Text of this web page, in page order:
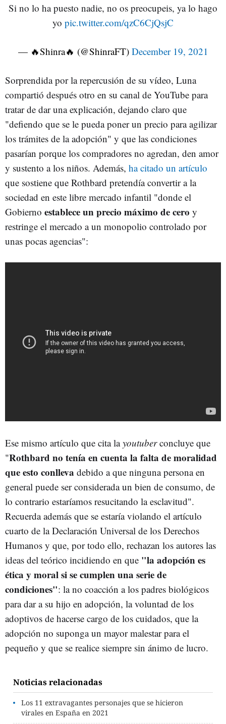
Si no lo ha puesto nadie, no os preocupeis, ya lo hago
yo pic.twitter.com/qzC6CjQsjC
— 🔥Shinra🔥 (@ShinraFT) December 19, 2021
Sorprendida por la repercusión de su vídeo, Luna
compartió después otro en su canal de YouTube para
tratar de dar una explicación, dejando claro que
"defiendo que se le pueda poner un precio para agilizar
los trámites de la adopción" y que las condiciones
pasarían porque los compradores no agredan, den amor
y sustento a los niños. Además, ha citado un artículo
que sostiene que Rothbard pretendía convertir a la
sociedad en este libre mercado infantil "donde el
Gobierno establece un precio máximo de cero y
restringe el mercado a un monopolio controlado por
unas pocas agencias":
Ese mismo artículo que cita layoutuberconcluye que
"Rothbard no tenía en cuenta la falta de moralidad
que esto conlleva debido a que ninguna persona en
general puede ser considerada un bien de consumo, de
lo contrario estaríamos resucitando la esclavitud".
Recuerda además que se estaría violando el artículo
cuarto de la Declaración Universal de los Derechos
Humanos y que, por todo ello, rechazan los autores las
ideas del teórico incidiendo en que "la adopción es
ética y moral si se cumplen una serie de
condiciones": la no coacción a los padres biológicos
para dar a su hijo en adopción, la voluntad de los
adoptivos de hacerse cargo de los cuidados, que la
adopción no suponga un mayor malestar para el
pequeño y que se realice siempre sin ánimo de lucro.
Noticias relacionadas
Los 11 extravagantes personajes que se hicieron
virales en España en 2021